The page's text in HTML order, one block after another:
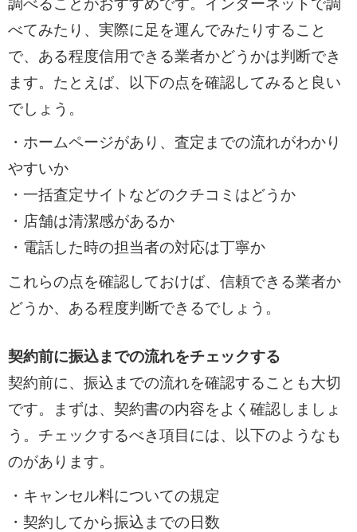
べてみたり、実際に足を運んでみたりすること
で、ある程度信用できる業者かどうかは判断でき
ます。たとえば、以下の点を確認してみると良い
でしょう。
・ホームページがあり、査定までの流れがわかり
やすいか
・一括査定サイトなどのクチコミはどうか
・店舗は清潔感があるか
・電話した時の担当者の対応は丁寧か
これらの点を確認しておけば、信頼できる業者か
どうか、ある程度判断できるでしょう。
契約前に振込までの流れをチェックする
契約前に、振込までの流れを確認することも大切
です。まずは、契約書の内容をよく確認しましょ
う。チェックするべき項目には、以下のようなも
のがあります。
・キャンセル料についての規定
・契約してから振込までの日数